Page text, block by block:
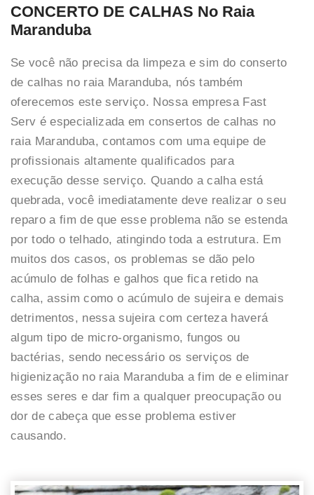
CONCERTO DE CALHAS No Raia
Maranduba
Se você não precisa da limpeza e sim do conserto
de calhas no raia Maranduba, nós também
oferecemos este serviço. Nossa empresa Fast
Serv é especializada em consertos de calhas no
raia Maranduba, contamos com uma equipe de
profissionais altamente qualificados para
execução desse serviço. Quando a calha está
quebrada, você imediatamente deve realizar o seu
reparo a fim de que esse problema não se estenda
por todo o telhado, atingindo toda a estrutura. Em
muitos dos casos, os problemas se dão pelo
acúmulo de folhas e galhos que fica retido na
calha, assim como o acúmulo de sujeira e demais
detrimentos, nessa sujeira com certeza haverá
algum tipo de micro-organismo, fungos ou
bactérias, sendo necessário os serviços de
higienização no raia Maranduba a fim de e eliminar
esses seres e dar fim a qualquer preocupação ou
dor de cabeça que esse problema estiver
causando.